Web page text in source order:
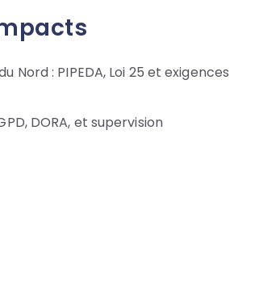
Nord : PIPEDA, Loi 25 et exigences
DORA, et supervision